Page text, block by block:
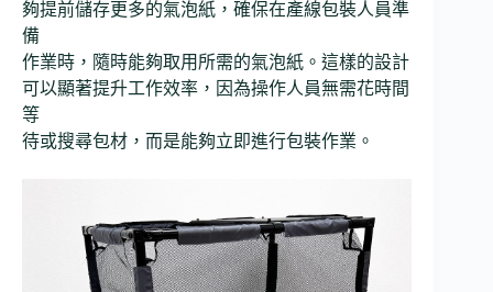
夠提前儲存更多的氣泡紙，確保在產線包裝人員準
備
作業時，隨時能夠取用所需的氣泡紙。這樣的設計
可以顯著提升工作效率，因為操作人員無需花時間
等
待或搜尋包材，而是能夠立即進行包裝作業。